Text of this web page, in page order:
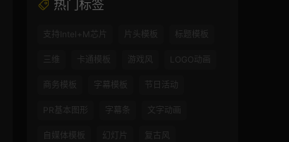
热门标签
支持Intel+M芯片 片头模板 标题模板
三维 卡通模板 游戏风 LOGO动画
商务模板 字幕模板 节日活动
PR基本图形 字幕条 文字动画
自媒体模板 幻灯片 复古风